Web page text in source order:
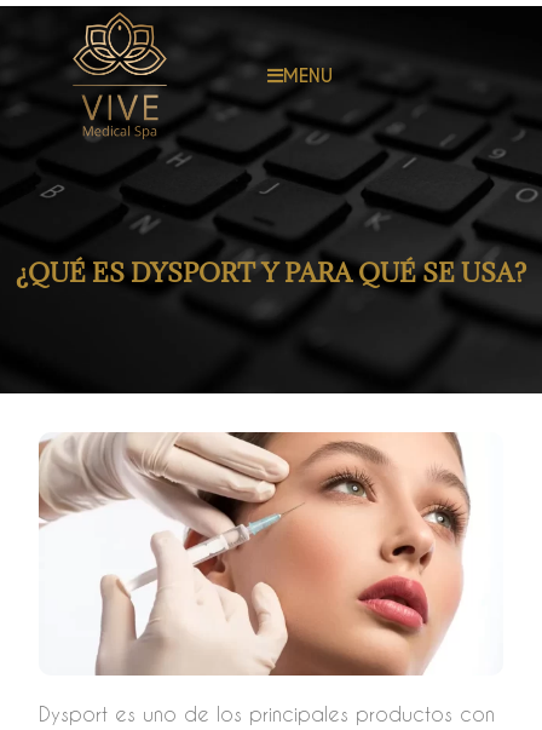
MENU
¿QUÉ ES DYSPORT Y PARA QUÉ SE USA?
Dysport es uno de los principales productos con